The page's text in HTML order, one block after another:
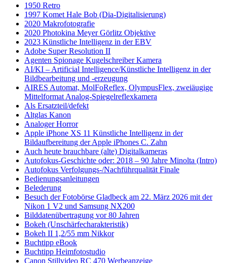
1950 Retro
1997 Komet Hale Bob (Dia-Digitalisierung)
2020 Makrofotografie
2020 Photokina Meyer Görlitz Objektive
2023 Künstliche Intelligenz in der EBV
Adobe Super Resolution II
Agenten Spionage Kugelschreiber Kamera
AI/KI – Artificial Intelligence/Künstliche Intelligenz in der
Bildbearbeitung und -erzeugung
AIRES Automat, MolFoReflex, OlympusFlex, zweiäugige
Mittelformat Analog-Spiegelreflexkamera
Als Ersatzteil/defekt
Altglas Kanon
Analoger Horror
Apple iPhone XS 11 Künstliche Intelligenz in der
Bildaufbereitung der Apple iPhones C. Zahn
Auch heute brauchbare (alte) Digitalkameras
Autofokus-Geschichte oder: 2018 – 90 Jahre Minolta (Intro)
Autofokus Verfolgungs-/Nachführqualität Finale
Bedienungsanleitungen
Belederung
Besuch der Fotobörse Gladbeck am 22. März 2026 mit der
Nikon 1 V2 und Samsung NX200
Bilddatenübertragung vor 80 Jahren
Bokeh (Unschärfecharakteristik)
Bokeh II 1,2/55 mm Nikkor
Buchtipp eBook
Buchtipp Heimfotostudio
Canon Stillvideo RC 470 Werbeanzeige